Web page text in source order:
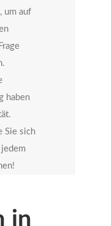
um auf
haben
Sie sich
jedem
in